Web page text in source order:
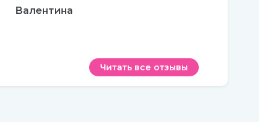
Валентина
Читать все отзывы